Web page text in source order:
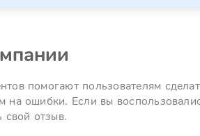
помогают пользователям
на ошибки. Если вы
свой отзыв.